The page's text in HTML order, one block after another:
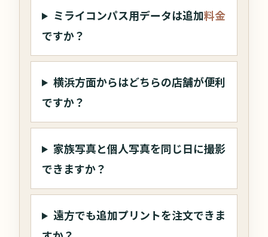
ミライコンパス用データは追加料金
ですか？
横浜方面からはどちらの店舗が便利
ですか？
家族写真と個人写真を同じ日に撮影
できますか？
遠方でも追加プリントを注文できま